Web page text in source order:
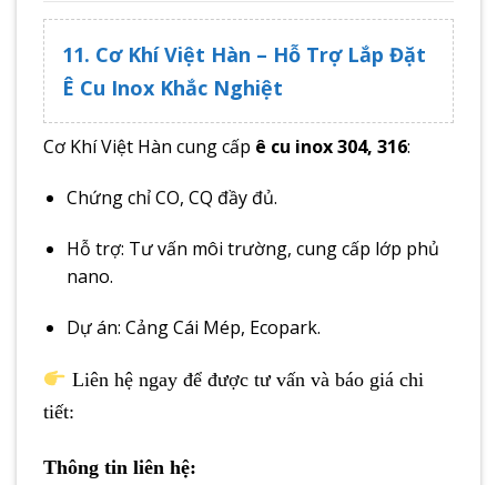
11. Cơ Khí Việt Hàn – Hỗ Trợ Lắp Đặt
Ê Cu Inox Khắc Nghiệt
Cơ Khí Việt Hàn cung cấp ê cu inox 304, 316:
Chứng chỉ CO, CQ đầy đủ.
Hỗ trợ: Tư vấn môi trường, cung cấp lớp phủ
nano.
Dự án: Cảng Cái Mép, Ecopark.
Liên hệ ngay để được tư vấn và báo giá chi
tiết:
Thông tin liên hệ: